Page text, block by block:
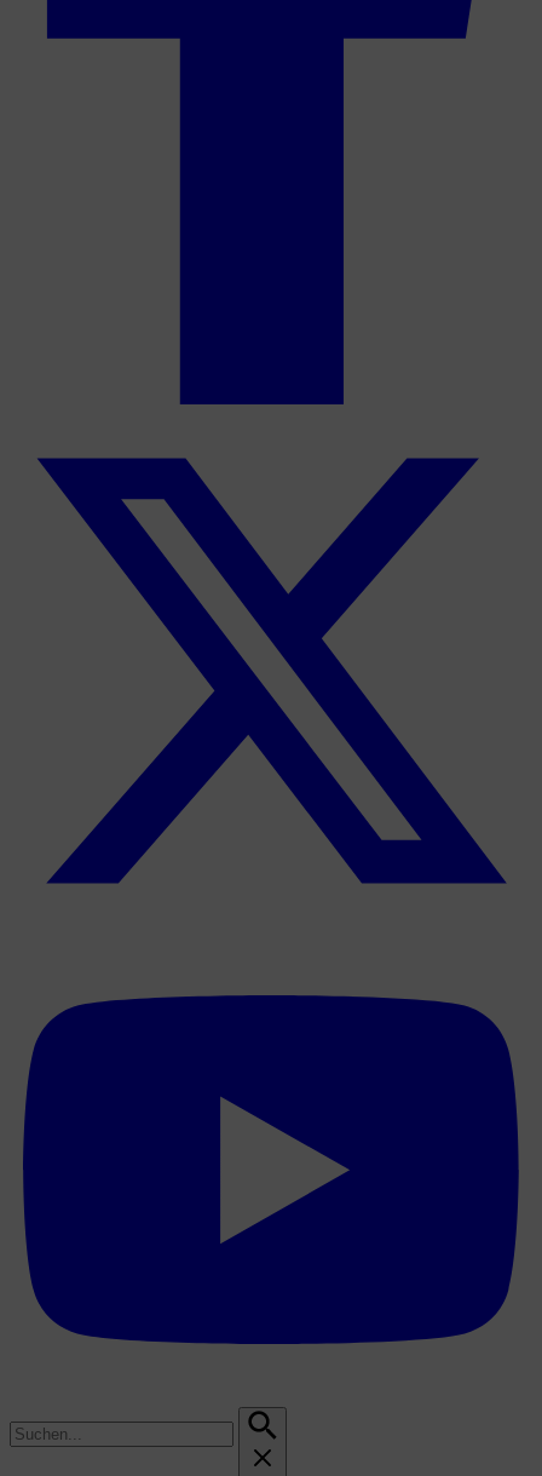
nach: